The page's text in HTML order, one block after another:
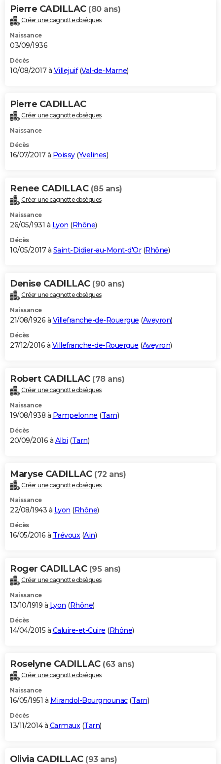
Pierre CADILLAC (80 ans)
Créer une cagnotte obsèques
Naissance
03/09/1936
Décès
10/08/2017 à Villejuif(Val-de-Marne)
Pierre CADILLAC
Créer une cagnotte obsèques
Naissance
Décès
16/07/2017 à Poissy(Yvelines)
Renee CADILLAC (85 ans)
Créer une cagnotte obsèques
Naissance
26/05/1931 à Lyon (Rhône)
Décès
10/05/2017 à Saint-Didier-au-Mont-d'Or(Rhône)
Denise CADILLAC (90 ans)
Créer une cagnotte obsèques
Naissance
21/08/1926 à Villefranche-de-Rouergue (Aveyron)
Décès
27/12/2016 à Villefranche-de-Rouergue (Aveyron)
Robert CADILLAC (78 ans)
Créer une cagnotte obsèques
Naissance
19/08/1938 à Pampelonne (Tarn)
Décès
20/09/2016 à Albi (Tarn)
Maryse CADILLAC (72 ans)
Créer une cagnotte obsèques
Naissance
22/08/1943 à Lyon (Rhône)
Décès
16/05/2016 à Trévoux(Ain)
Roger CADILLAC (95 ans)
Créer une cagnotte obsèques
Naissance
13/10/1919 à Lyon (Rhône)
Décès
14/04/2015 à Caluire-et-Cuire (Rhône)
Roselyne CADILLAC (63 ans)
Créer une cagnotte obsèques
Naissance
16/05/1951 à Mirandol-Bourgnounac(Tarn)
Décès
13/11/2014 à Carmaux(Tarn)
Olivia CADILLAC (93 ans)